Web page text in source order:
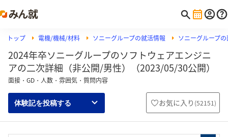
トップ 電機/機械/材料 ソニーグループの就活情報 ソニーグループ
2024年卒ソニーグループのソフトウェアエンジニ
アの二次詳細（非公開/男性）（2023/05/30公開）
面接・GD・人数・雰囲気・質問内容
体験記を投稿する お気に入り (52151)